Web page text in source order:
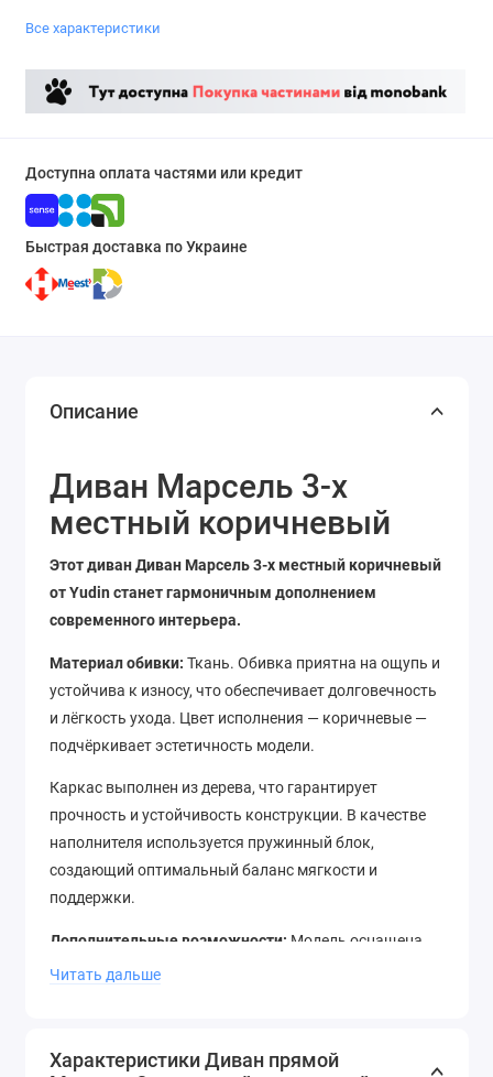
Все характеристики
Доступна оплата частями или кредит
Быстрая доставка по Украине
Описание
Диван Марсель 3-х
местный коричневый
Этот диван Диван Марсель 3-х местный коричневый
от Yudin станет гармоничным дополнением
современного интерьера.
Материал обивки: Ткань. Обивка приятна на ощупь и
устойчива к износу, что обеспечивает долговечность
и лёгкость ухода. Цвет исполнения — коричневые —
подчёркивает эстетичность модели.
Каркас выполнен из дерева, что гарантирует
прочность и устойчивость конструкции. В качестве
наполнителя используется пружинный блок,
создающий оптимальный баланс мягкости и
поддержки.
Дополнительные возможности: Модель оснащена
вместительным ящиком для хранения постельных
Габариты изделия
Читать дальше
Характеристики Диван прямой